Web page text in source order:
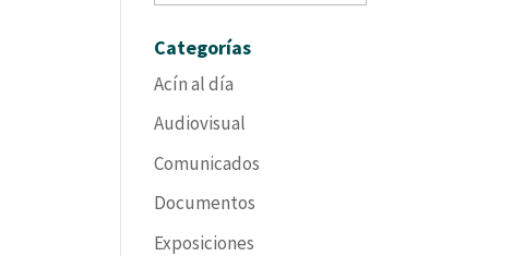
Categorías
Acín al día
Audiovisual
Comunicados
Documentos
Exposiciones